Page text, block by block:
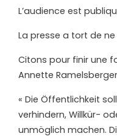
L’audience est
La presse a tort de
Citons pour finir une
Annette
« Die Öffentlichkeit
verhindern, Willkür-
unmöglich machen.